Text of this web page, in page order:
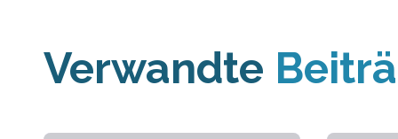
Verwandte